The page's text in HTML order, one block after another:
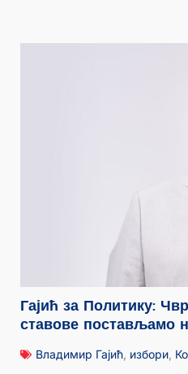
Гајић за Политику:
ставове постављамо
Владимир Гајић избори